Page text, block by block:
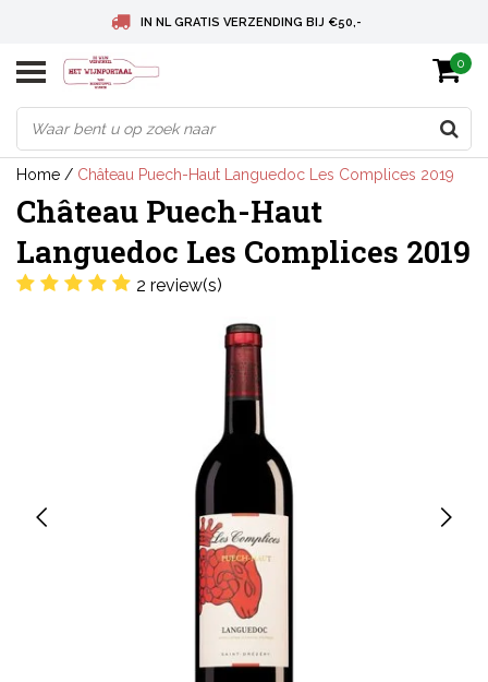
IN NL GRATIS VERZENDING BIJ €50,-
BELGIE GRATIS VERZENDING BIJ € 75
DEUTSCHLAND VERSANDKOSTENFREI AB € 75
0
Home / Château Puech-Haut Languedoc Les Complices 2019
Château Puech-Haut
Languedoc Les Complices 2019
2 review(s)